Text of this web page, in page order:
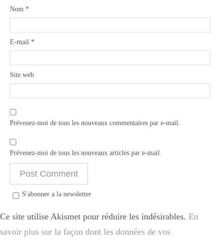
Nom *
E-mail *
Site web
Prévenez-moi de tous les nouveaux commentaires par e-mail.
Prévenez-moi de tous les nouveaux articles par e-mail.
S'abonner a la newsletter
Ce site utilise Akismet pour réduire les indésirables. En
savoir plus sur la façon dont les données de vos